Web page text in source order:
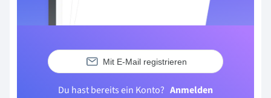
Mit E-Mail registrieren
Du hast bereits ein Konto? Anmelden